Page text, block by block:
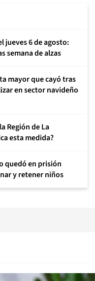
jueves 6 de agosto:
semana de alzas
mayor que cayó tras
en sector navideño
Región de La
esta medida?
quedó en prisión
y retener niños